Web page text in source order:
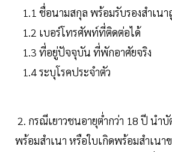
1.1 ชื่อนามสกุล พร้อมรับรองสำเนา
1.2 เบอร์โทรศัพท์ที่ติดต่อได้
1.3 ที่อยู่ปัจจุบัน ที่พักอาศัยจริง
1.4 ระบุโรคประจำตัว
2. กรณีเยาวชนอายุต่ำกว่า 18 ปี นำ
พร้อมสำเนา หรือใบเกิดพร้อมสำเนา